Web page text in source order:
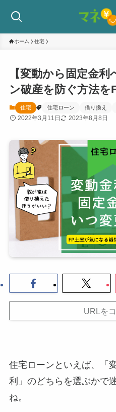
ホーム 住宅
【変動から固定金
ン破産を防ぐ方法を
住宅 住宅ローン 借り換え
2022年3月11日 2023年8月8日
URLを
住宅ローンといえば、「
利」のどちらを選ぶかで
ね。